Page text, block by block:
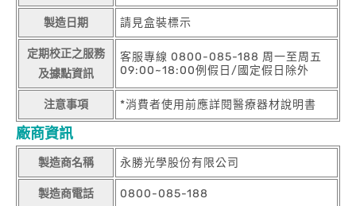
製造日期 請見盒裝標示
定期校正之服務
及據點資訊
客服專線 0800-085-188 周一至周五
09:00~18:00例假日/國定假日除外
注意事項 *消費者使用前應詳閱醫療器材說明書
廠商資訊
製造商名稱 永勝光學股份有限公司
製造商電話 0800-085-188